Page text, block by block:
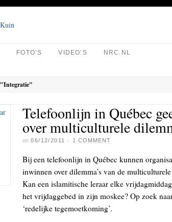
FOTO’S VIDEO’S NRC.NL
"Integratie"
Telefoonlijn in Québec
over multiculturele
on 06/12/2011 · 1 COMMENT
Bij een telefoonlijn in Québec kunnen
inwinnen over dilemma’s van de
Kan een islamitische leraar elke
het vrijdaggebed in zijn moskee? Op zoek
‘redelijke tegemoetkoming’.